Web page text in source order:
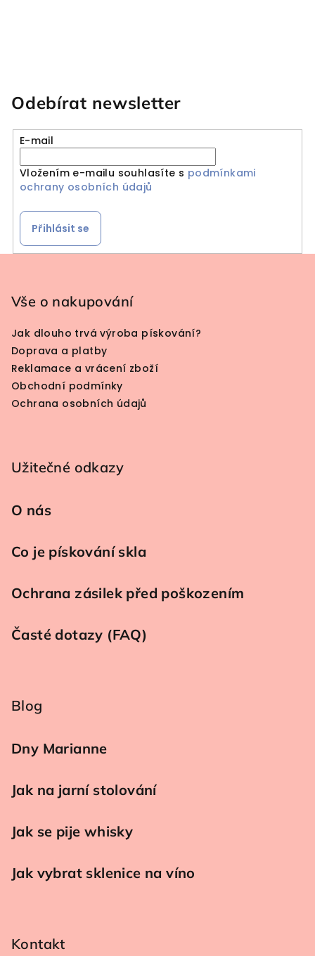
Odebírat newsletter
E-mail
Vložením e-mailu souhlasíte s podmínkami
ochrany osobních údajů
Přihlásit se
Vše o nakupování
Jak dlouho trvá výroba pískování?
Doprava a platby
Reklamace a vrácení zboží
Obchodní podmínky
Ochrana osobních údajů
Užitečné odkazy
O nás
Co je pískování skla
Ochrana zásilek před poškozením
Časté dotazy (FAQ)
Blog
Dny Marianne
Jak na jarní stolování
Jak se pije whisky
Jak vybrat sklenice na víno
Kontakt